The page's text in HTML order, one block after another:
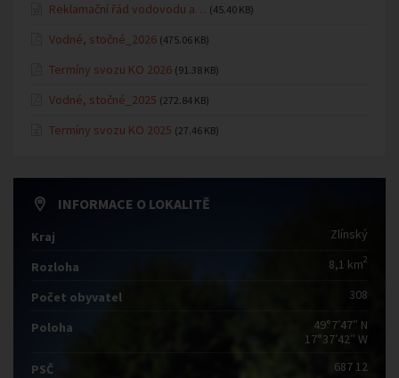
Reklamační řád vodovodu a… (45.40 KB)
Vodné, stočné_2026 (475.06 KB)
Termíny svozu KO 2026 (91.38 KB)
Vodné, stočné_2025 (272.84 KB)
Termíny svozu KO 2025 (27.46 KB)
INFORMACE O LOKALITĚ
Kraj Zlínský
Rozloha 8,1 km2
Počet obyvatel 308
Poloha
49°7′47″ N
17°37′42″ W
PSČ
687 12